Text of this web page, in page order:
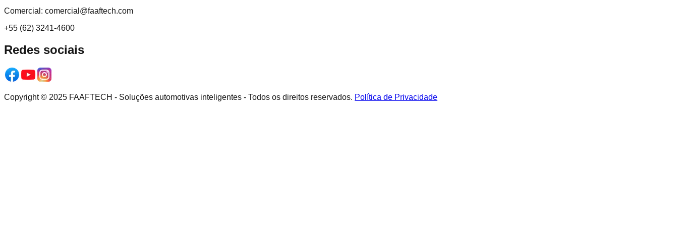
Comercial: comercial@faaftech.com
+55 (62) 3241-4600
Redes sociais
Copyright © 2025 FAAFTECH - Soluções automotivas inteligentes - Todos os direitos reservados. Política de Privacidade